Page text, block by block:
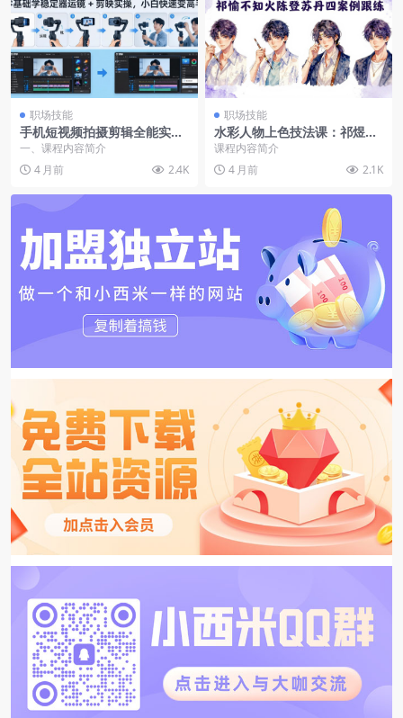
职场技能
手机短视频拍摄剪辑全能实战
课：零基础学稳定器运镜+电
脑剪映，从调平到高清导出
一、课程内容简介
4 月前
2.4K
职场技能
水彩人物上色技法课：祁煜不
知火陈登苏丹四案例跟练，提
升绘画能力
课程内容简介
4 月前
2.1K